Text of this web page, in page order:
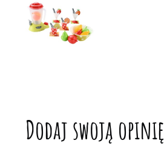
Dodaj swoją opinię